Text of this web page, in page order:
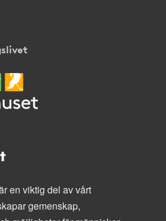
en viktig del av vårt
gemenskap,